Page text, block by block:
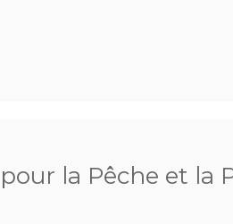
la Pêche et la